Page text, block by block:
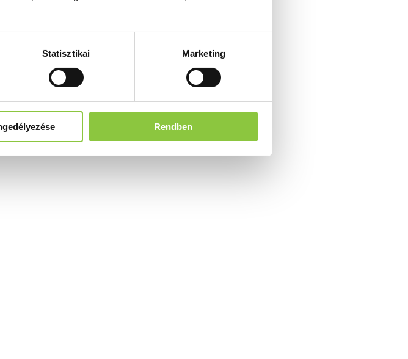
Statisztikai Marketing
Rendben